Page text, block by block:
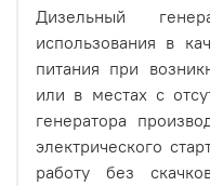
Дизельный
использования в
питания при
или в местах с
генератора
электрического
работу без